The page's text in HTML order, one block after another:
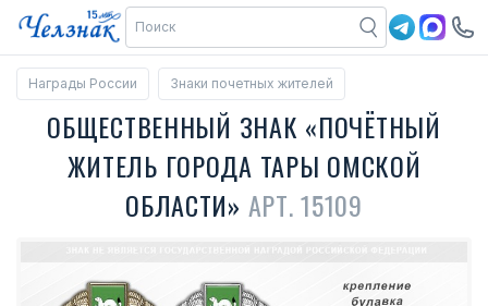
Награды России Знаки почетных жителей
ОБЩЕСТВЕННЫЙ ЗНАК «ПОЧЁТНЫЙ
ЖИТЕЛЬ ГОРОДА ТАРЫ ОМСКОЙ
ОБЛАСТИ» АРТ. 15109